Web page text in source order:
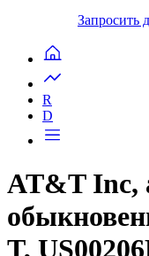
Запросить
R
D
AT&T Inc,
T,